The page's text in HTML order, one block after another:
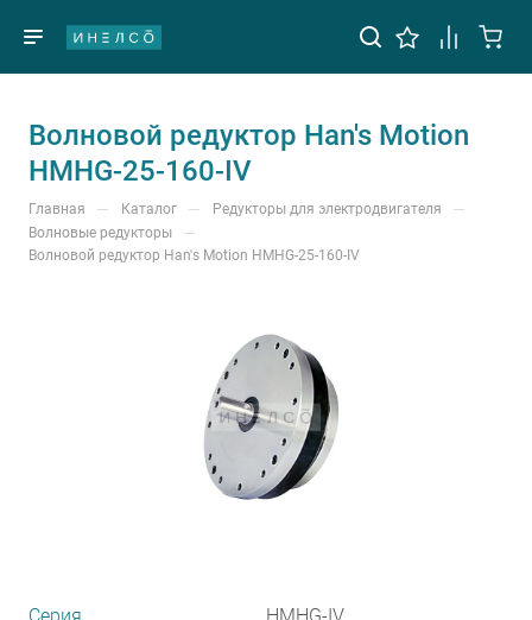
Волновой редуктор Han's Motion
HMHG-25-160-IV
Главная — Каталог — Редукторы для электродвигателя —
Волновые редукторы —
Волновой редуктор Han's Motion HMHG-25-160-IV